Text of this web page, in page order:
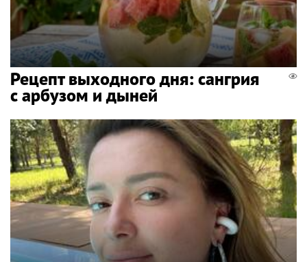
Рецепт выходного дня: сангрия
с арбузом и дыней